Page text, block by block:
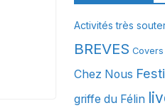
e
s
Activités très
BREVES Covers
Chez Nous
griffe du Félin